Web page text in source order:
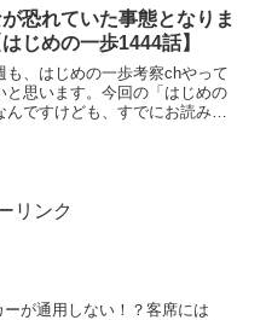
ます。最新1507話ですが、よう
望んでいた千...
恐れていた事態となりま
じめの一歩1444話】
も、はじめの一歩考察chやって
と思います。今回の「はじめの
んですけども、すでにお読みに
リンク
ーが通用しない！？客席には